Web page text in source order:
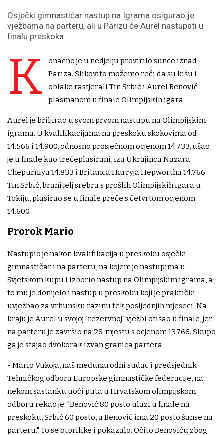
Osječki gimnastičar nastup na Igrama osigurao je
vježbama na parteru, ali u Parizu će Aurel nastupati u
finalu preskoka
K
onačno je u nedjelju provirilo sunce iznad
Pariza. Slikovito možemo reći da su kišu i
oblake rastjerali Tin Srbić i Aurel Benović
plasmanom u finale Olimpijskih igara.
Aurel je briljirao u svom prvom nastupu na Olimpijskim
igrama. U kvalifikacijama na preskoku skokovima od
14.566 i 14.900, odnosno prosječnom ocjenom 14.733, ušao
je u finale kao trećeplasirani, iza Ukrajinca Nazara
Chepurniya 14.833 i Britanca Harryja Hepwortha 14.766.
Tin Srbić, branitelj srebra s prošlih Olimpijskih igara u
Tokiju, plasirao se u finale preče s četvrtom ocjenom
14.600.
Prorok Mario
Nastupio je nakon kvalifikacija u preskoku osječki
gimnastičar i na parteru, na kojem je nastupima u
Svjetskom kupu i izborio nastup na Olimpijskim igrama, a
to mu je donijelo i nastup u preskoku koji je praktički
uvježbao za vrhunsku razinu tek posljednjih mjeseci. Na
kraju je Aurel u svojoj "rezervnoj" vježbi otišao u finale, jer
na parteru je završio na 28. mjestu s ocjenom 13.766. Skupo
ga je stajao dvokorak izvan granica partera.
- Mario Vukoja, naš međunarodni sudac i predsjednik
Tehničkog odbora Europske gimnastičke federacije, na
nekom sastanku uoči puta u Hrvatskom olimpijskom
odboru rekao je: "Benović 80 posto ulazi u finale na
preskoku, Srbić 60 posto, a Benović ima 20 posto šanse na
parteru." To se otprilike i pokazalo. Očito Benoviću zbog